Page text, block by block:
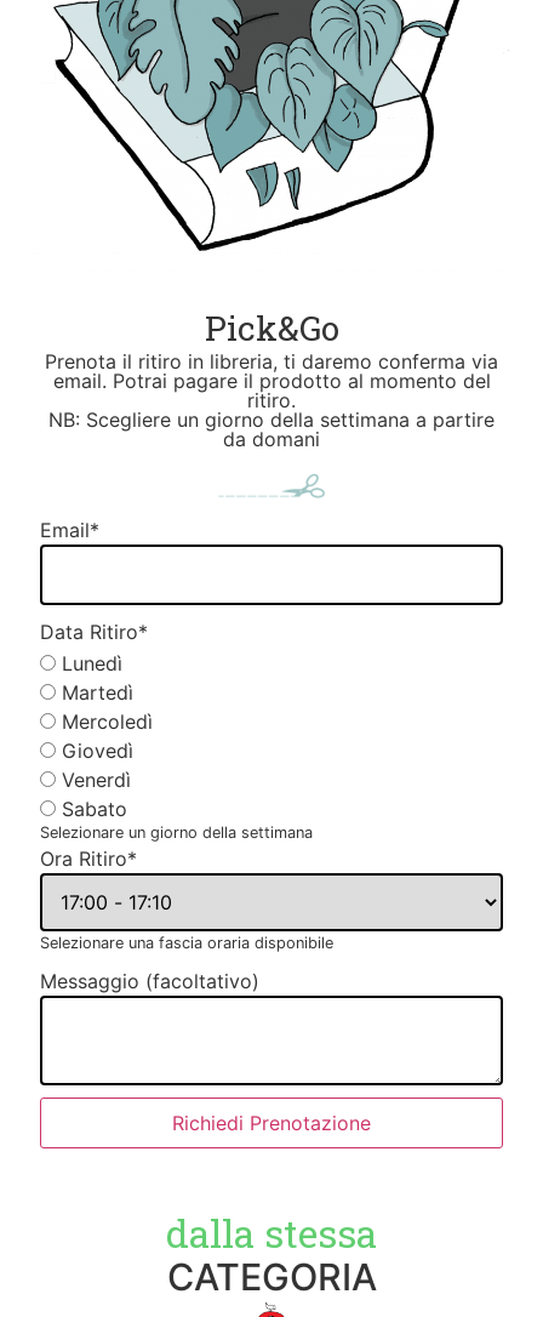
Pick&Go
Prenota il ritiro in libreria, ti daremo conferma via
email. Potrai pagare il prodotto al momento del
ritiro.
NB: Scegliere un giorno della settimana a partire
da domani
Email*
Data Ritiro*
Lunedì
Martedì
Mercoledì
Giovedì
Venerdì
Sabato
Selezionare un giorno della settimana
Ora Ritiro*
Selezionare una fascia oraria disponibile
Messaggio (facoltativo)
Richiedi Prenotazione
dalla stessa
CATEGORIA